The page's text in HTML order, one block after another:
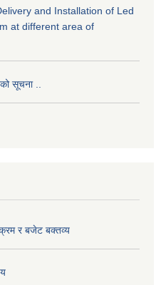
and Installation of Led
at different area of
सूचना ..
र बजेट बक्तव्य